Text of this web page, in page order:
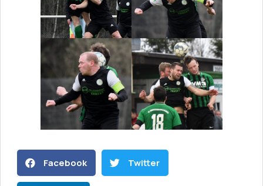
Facebook Twitter